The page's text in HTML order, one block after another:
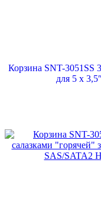
Корзина SNT-3051SS
для 5 х